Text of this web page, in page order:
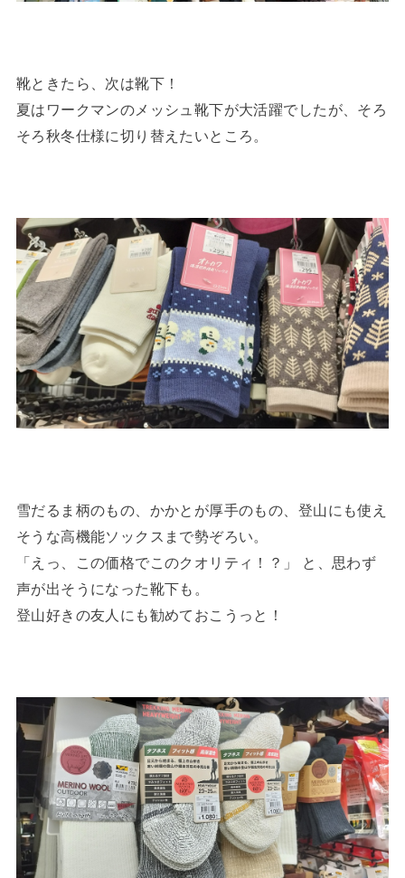
靴ときたら、次は靴下！
夏はワークマンのメッシュ靴下が大活躍でしたが、そろ
そろ秋冬仕様に切り替えたいところ。
雪だるま柄のもの、かかとが厚手のもの、登山にも使え
そうな高機能ソックスまで勢ぞろい。
「えっ、この価格でこのクオリティ！？」 と、思わず
声が出そうになった靴下も。
登山好きの友人にも勧めておこうっと！